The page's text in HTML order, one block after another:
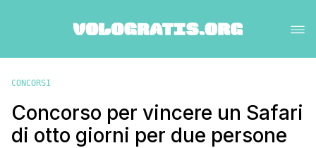
CONCORSI
Concorso per vincere un Safari
di otto giorni per due persone